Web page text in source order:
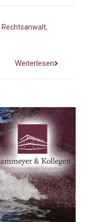
Rechtsanwalt,
Weiterlesen